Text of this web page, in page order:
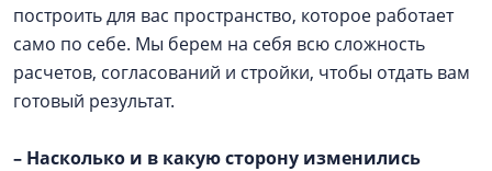
построить для вас пространство, которое работает
само по себе. Мы берем на себя всю сложность
расчетов, согласований и стройки, чтобы отдать вам
готовый результат.
– Насколько и в какую сторону изменились